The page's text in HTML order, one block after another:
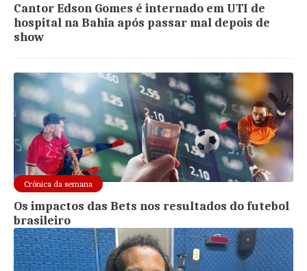
Cantor Edson Gomes é internado em UTI de
hospital na Bahia após passar mal depois de
show
Crônica da semana
Os impactos das Bets nos resultados do futebol
brasileiro